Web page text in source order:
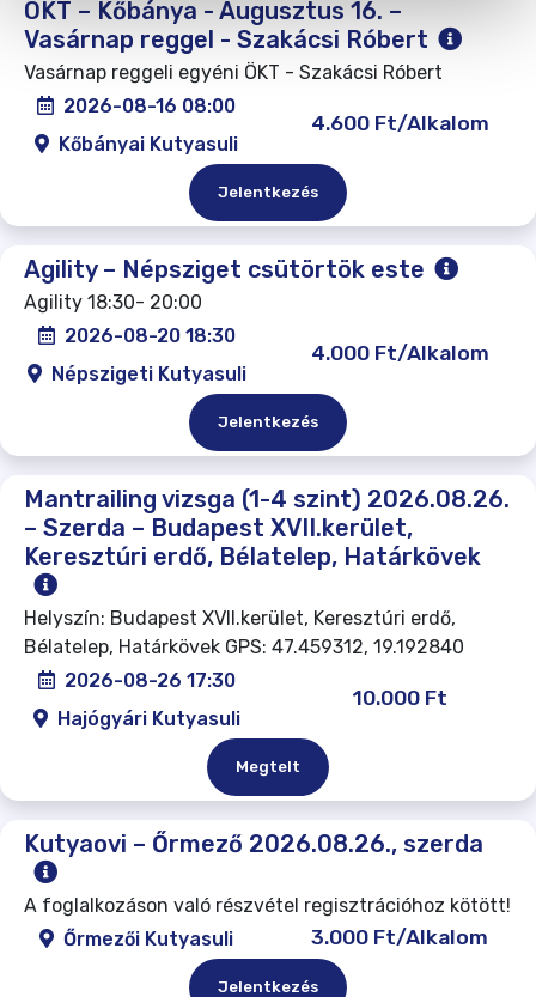
ÖKT – Kőbánya - Augusztus 16. –
Vasárnap reggel - Szakácsi Róbert
Vasárnap reggeli egyéni ÖKT - Szakácsi Róbert
2026-08-16 08:00
Kőbányai Kutyasuli
4.600 Ft/Alkalom
Jelentkezés
Agility – Népsziget csütörtök este
Agility 18:30- 20:00
2026-08-20 18:30
Népszigeti Kutyasuli
4.000 Ft/Alkalom
Jelentkezés
Mantrailing vizsga (1-4 szint) 2026.08.26.
– Szerda – Budapest XVII.kerület,
Keresztúri erdő, Bélatelep, Határkövek
Helyszín: Budapest XVII.kerület, Keresztúri erdő,
Bélatelep, Határkövek GPS: 47.459312, 19.192840
2026-08-26 17:30
Hajógyári Kutyasuli
10.000 Ft
Megtelt
Kutyaovi – Őrmező 2026.08.26., szerda
A foglalkozáson való részvétel regisztrációhoz kötött!
Őrmezői Kutyasuli
3.000 Ft/Alkalom
Jelentkezés